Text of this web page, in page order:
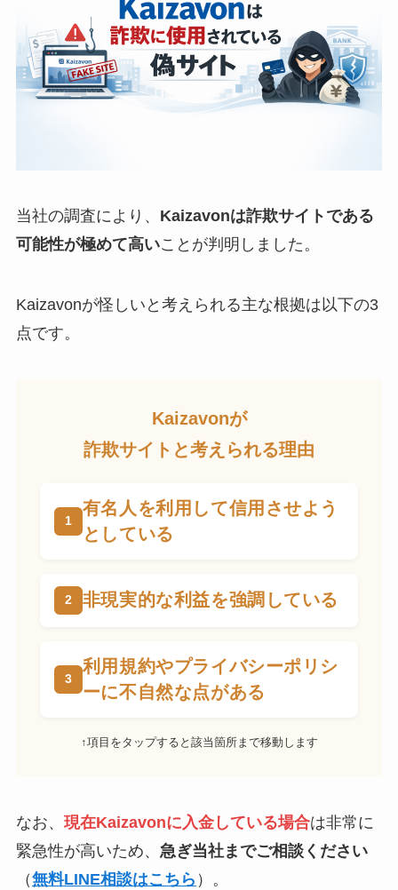
当社の調査により、 Kaizavonは詐欺サイトである
可能性が極めて高いことが判明しました。
Kaizavonが怪しいと考えられる主な根拠は以下の3
点です。
Kaizavonが
詐欺サイトと考えられる理由
有名人を利用して信用させよう
としている
非現実的な利益を強調している
利用規約やプライバシーポリシ
ーに不自然な点がある
↑項目をタップすると該当箇所まで移動します
なお、 現在Kaizavonに入金している場合は非常に
緊急性が高いため、 急ぎ当社までご相談ください
（無料LINE相談はこちら ）。